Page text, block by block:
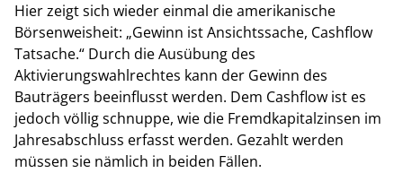
Hier zeigt sich wieder einmal die amerikanische
Börsenweisheit: „Gewinn ist Ansichtssache, Cashflow
Tatsache.“ Durch die Ausübung des
Aktivierungswahlrechtes kann der Gewinn des
Bauträgers beeinflusst werden. Dem Cashflow ist es
jedoch völlig schnuppe, wie die Fremdkapitalzinsen im
Jahresabschluss erfasst werden. Gezahlt werden
müssen sie nämlich in beiden Fällen.